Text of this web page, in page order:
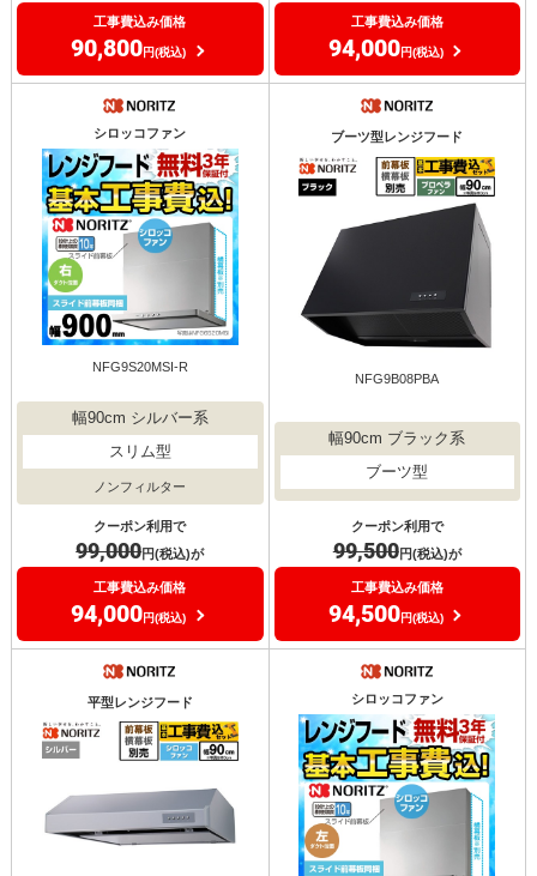
工事費込み価格
90,800円(税込)
工事費込み価格
94,000円(税込)
シロッコファン
NFG9S20MSI-R
幅90cm シルバー系
スリム型
ノンフィルター
クーポン利用で
99,000円(税込)が
工事費込み価格
94,000円(税込)
ブーツ型レンジフード
NFG9B08PBA
幅90cm ブラック系
ブーツ型
クーポン利用で
99,500円(税込)が
工事費込み価格
94,500円(税込)
平型レンジフード シロッコファン